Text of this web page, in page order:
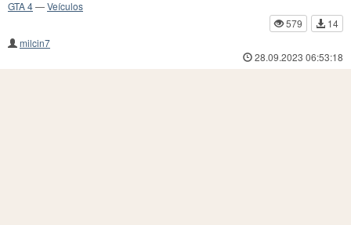
GTA 4—Veículos
579
14
milcin7
28.09.2023 06:53:18